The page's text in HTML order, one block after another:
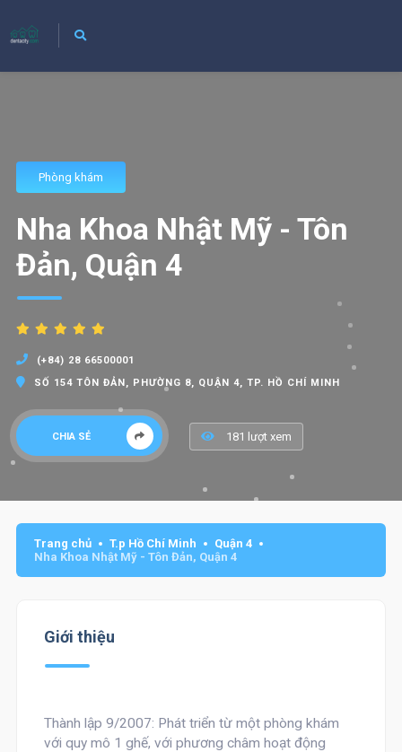
Phòng khám
Nha Khoa Nhật Mỹ - Tôn
Đản, Quận 4
(+84) 28 66500001
SỐ 154 TÔN ĐẢN, PHƯỜNG 8, QUẬN 4, TP. HỒ CHÍ MINH
CHIA SẺ 181 lượt xem
Trang chủ T.p Hồ Chí Minh
Quận 4
Nha Khoa Nhật Mỹ - Tôn Đản, Quận 4
Giới thiệu
Thành lập 9/2007: Phát triển từ một phòng khám
với quy mô 1 ghế, với phương châm hoạt động